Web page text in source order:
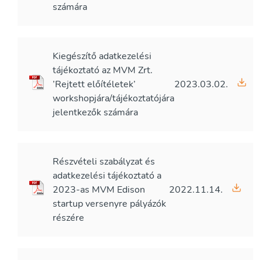
számára
Kiegészítő adatkezelési
tájékoztató az MVM Zrt.
’Rejtett előítéletek’
workshopjára/tájékoztatójára
jelentkezők számára
2023.03.02.
Részvételi szabályzat és
adatkezelési tájékoztató a
2023-as MVM Edison
startup versenyre pályázók
részére
2022.11.14.